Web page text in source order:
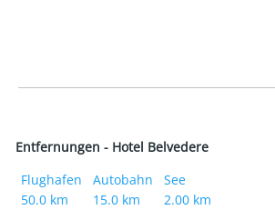
Entfernungen - Hotel Belvedere
Flughafen
50.0 km
Autobahn
15.0 km
See
2.00 km